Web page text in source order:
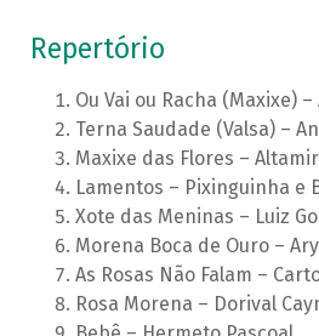
Repertório
Ou Vai ou Racha (Maxixe)
Terna Saudade (Valsa) –
Maxixe das Flores –
Lamentos – Pixinguinha e
Xote das Meninas – Luiz
Morena Boca de Ouro –
As Rosas Não Falam –
Rosa Morena – Dorival